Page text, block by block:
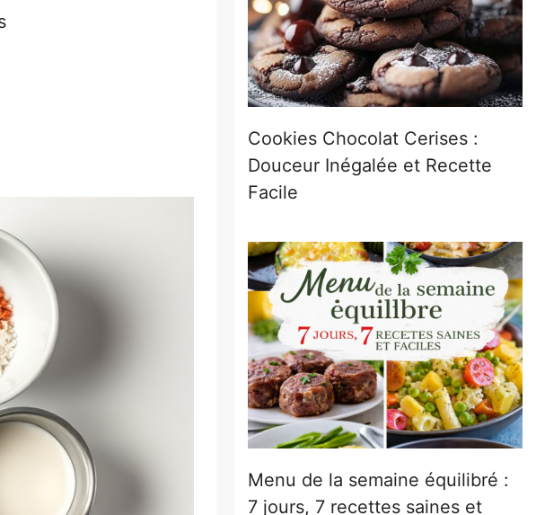
Cookies Chocolat Cerises :
Douceur Inégalée et Recette
Facile
Menu de la semaine équilibré :
7 jours, 7 recettes saines et